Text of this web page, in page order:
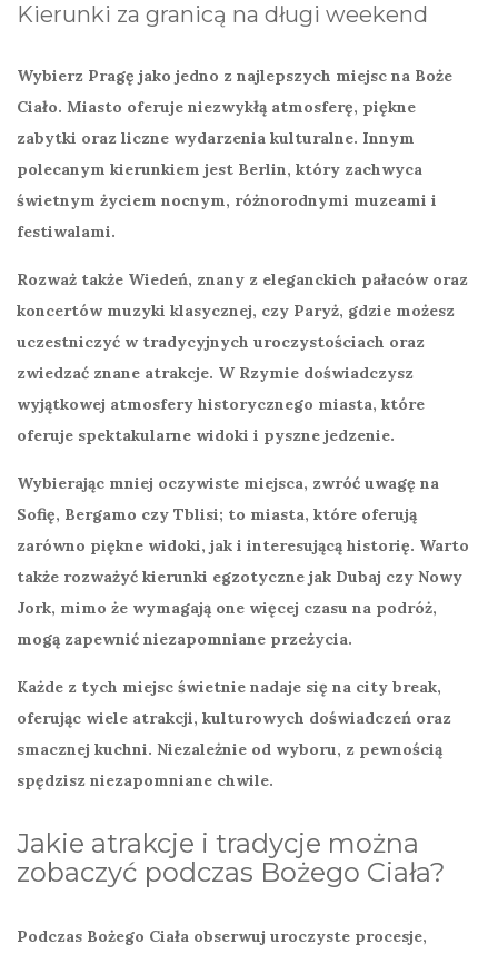
Kierunki za granicą na długi weekend
Wybierz Pragę jako jedno z najlepszych miejsc na Boże
Ciało. Miasto oferuje niezwykłą atmosferę, piękne
zabytki oraz liczne wydarzenia kulturalne. Innym
polecanym kierunkiem jest Berlin, który zachwyca
świetnym życiem nocnym, różnorodnymi muzeami i
festiwalami.
Rozważ także Wiedeń, znany z eleganckich pałaców oraz
koncertów muzyki klasycznej, czy Paryż, gdzie możesz
uczestniczyć w tradycyjnych uroczystościach oraz
zwiedzać znane atrakcje. W Rzymie doświadczysz
wyjątkowej atmosfery historycznego miasta, które
oferuje spektakularne widoki i pyszne jedzenie.
Wybierając mniej oczywiste miejsca, zwróć uwagę na
Sofię, Bergamo czy Tblisi; to miasta, które oferują
zarówno piękne widoki, jak i interesującą historię. Warto
także rozważyć kierunki egzotyczne jak Dubaj czy Nowy
Jork, mimo że wymagają one więcej czasu na podróż,
mogą zapewnić niezapomniane przeżycia.
Każde z tych miejsc świetnie nadaje się na city break,
oferując wiele atrakcji, kulturowych doświadczeń oraz
smacznej kuchni. Niezależnie od wyboru, z pewnością
spędzisz niezapomniane chwile.
Jakie atrakcje i tradycje można
zobaczyć podczas Bożego Ciała?
Podczas Bożego Ciała obserwuj uroczyste procesje,